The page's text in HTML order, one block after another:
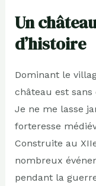
Un
d’histoire
Dominant le
château est
Je ne me lasse
forteresse
Construite au
nombreux
pendant la